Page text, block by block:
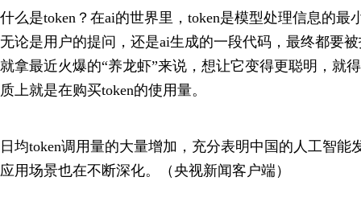
什么是token？在ai的世界里，token是模型处理信息的最
无论是用户的提问，还是ai生成的一段代码，最终都要
就拿最近火爆的“养龙虾”来说，想让它变得更聪明，就
质上就是在购买token的使用量。
日均token调用量的大量增加，充分表明中国的人工智能
应用场景也在不断深化。（央视新闻客户端）